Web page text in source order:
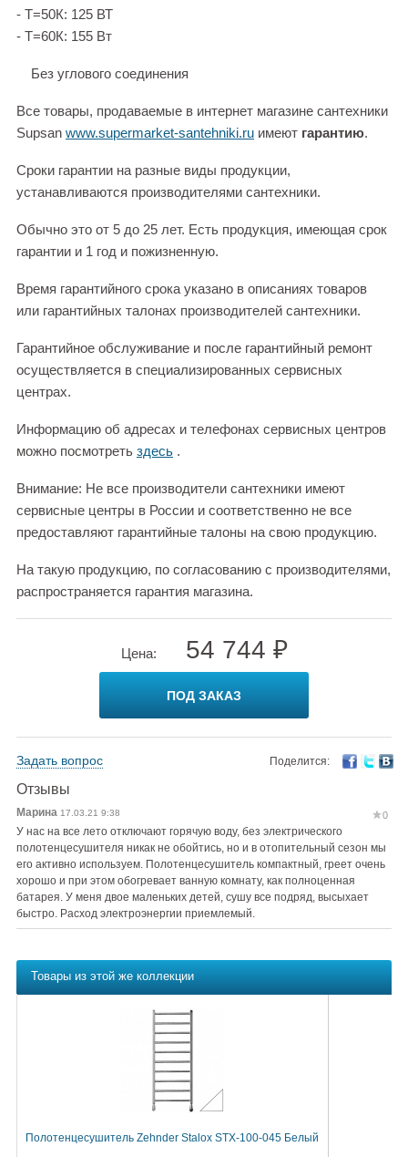
- Т=50К: 125 ВТ
- Т=60К: 155 Вт
Без углового соединения
Все товары, продаваемые в интернет магазине сантехники
Supsan www.supermarket-santehniki.ru имеют гарантию.
Сроки гарантии на разные виды продукции,
устанавливаются производителями сантехники.
Обычно это от 5 до 25 лет. Есть продукция, имеющая срок
гарантии и 1 год и пожизненную.
Время гарантийного срока указано в описаниях товаров
или гарантийных талонах производителей сантехники.
Гарантийное обслуживание и после гарантийный ремонт
осуществляется в специализированных сервисных
центрах.
Информацию об адресах и телефонах сервисных центров
можно посмотреть здесь .
Внимание: Не все производители сантехники имеют
сервисные центры в России и соответственно не все
предоставляют гарантийные талоны на свою продукцию.
На такую продукцию, по согласованию с производителями,
распространяется гарантия магазина.
Цена: 54 744 ₽
ПОД ЗАКАЗ
Задать вопрос Поделится:
Отзывы
0
Марина 17.03.21 9:38
У нас на все лето отключают горячую воду, без электрического
полотенцесушителя никак не обойтись, но и в отопительный сезон мы
его активно используем. Полотенцесушитель компактный, греет очень
хорошо и при этом обогревает ванную комнату, как полноценная
батарея. У меня двое маленьких детей, сушу все подряд, высыхает
быстро. Расход электроэнергии приемлемый.
Товары из этой же коллекции
Полотенцесушитель Zehnder Stalox STX-100-045 Белый